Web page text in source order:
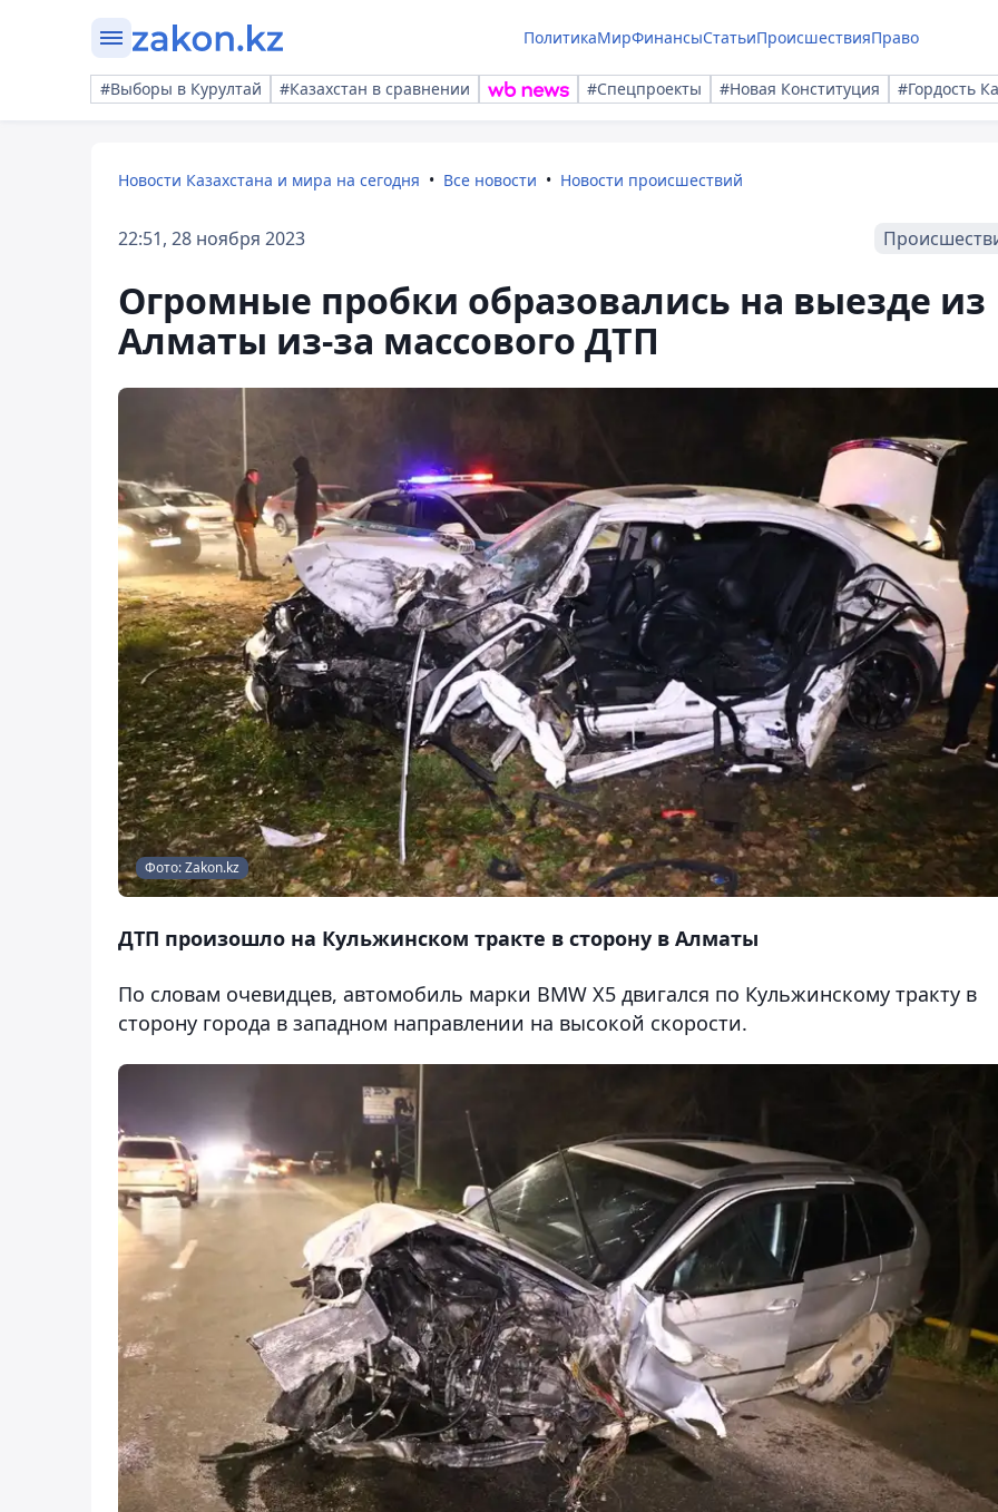
ПолитикаМирФинансыСтатьиПроисшествияПраво
#Выборы в Курултай #Казахстан в сравнении #Спецпроекты #Новая Конституция #Гордость
Новости Казахстана и мира на сегодня Все новости Новости происшествий
22:51, 28 ноября 2023
Огромные пробки образовались на выезде из
Алматы из-за массового ДТП
Фото: Zakon.kz
ДТП произошло на Кульжинском тракте в сторону в Алматы
По словам очевидцев, автомобиль марки BMW X5 двигался по Кульжинскому тракту в
сторону города в западном направлении на высокой скорости.